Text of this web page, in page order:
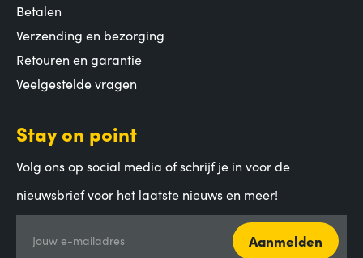
Betalen
Verzending en bezorging
Retouren en garantie
Veelgestelde vragen
Stay on point
Volg ons op social media of schrijf je in voor de
nieuwsbrief voor het laatste nieuws en meer!
Jouw e-mailadres Aanmelden